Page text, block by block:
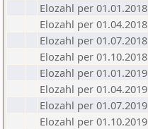
Elozahl per 01.01.2018
Elozahl per 01.04.2018
Elozahl per 01.07.2018
Elozahl per 01.10.2018
Elozahl per 01.01.2019
Elozahl per 01.04.2019
Elozahl per 01.07.2019
Elozahl per 01.10.2019